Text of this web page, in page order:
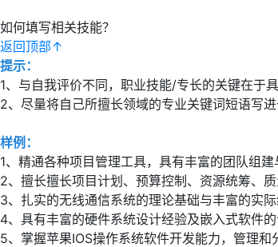
如何填写相关技能？
返回顶部↑
提示：
1、与自我评价不同，职业技能/专长的关键在于
2、尽量将自己所擅长领域的专业关键词短语写
样例：
1、精通各种项目管理工具，具有丰富的团队组建
2、擅长擅长项目计划、预算控制、资源统筹、质
3、扎实的无线通信系统的理论基础与丰富的实
4、具有丰富的硬件系统设计经验及嵌入式软件的
5、掌握苹果IOS操作系统软件开发能力，管理和